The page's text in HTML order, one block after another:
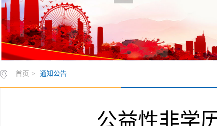
首页 > 通知公告
公益性非学